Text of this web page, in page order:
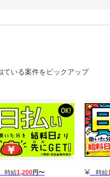
ている案件をピックアップ
時給1,200円〜
時給